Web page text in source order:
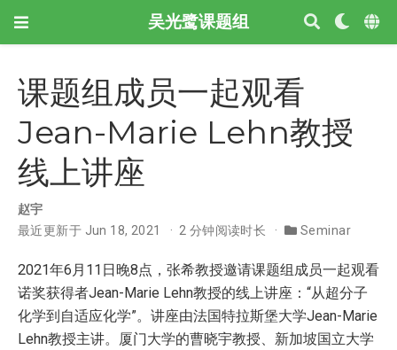
吴光鹭课题组
课题组成员一起观看
Jean-Marie Lehn教授
线上讲座
赵宇
最近更新于 Jun 18, 2021
2 分钟阅读时长 Seminar
2021年6月11日晚8点，张希教授邀请课题组成员一起观看
诺奖获得者Jean-Marie Lehn教授的线上讲座：“从超分子
化学到自适应化学”。讲座由法国特拉斯堡大学Jean-Marie
Lehn教授主讲。厦门大学的曹晓宇教授、新加坡国立大学